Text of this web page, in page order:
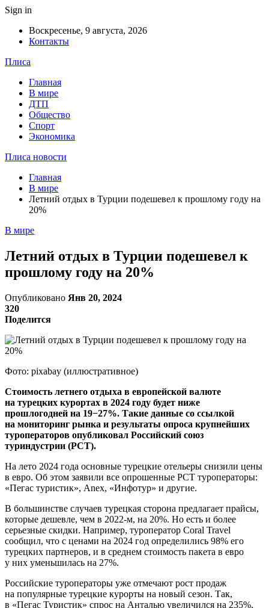
Sign in
Воскресенье, 9 августа, 2026
Контакты
Плиса
Главная
В мире
ДТП
Общество
Спорт
Экономика
Плиса новости
Главная
В мире
Летний отдых в Турции подешевел к прошлому году на
20%
В мире
Летний отдых в Турции подешевел к
прошлому году на 20%
Опубликовано Янв 20, 2024
320
Поделится
Фото: pixabay (иллюстративное)
Стоимость летнего отдыха в европейской валюте
на турецких курортах в 2024 году будет ниже
прошлогодней на 19−27%. Такие данные со ссылкой
на мониторинг рынка и результаты опроса крупнейших
туроператоров опубликовал Российский союз
туриндустрии (РСТ).
На лето 2024 года основные турецкие отельеры снизили цены
в евро. Об этом заявили все опрошенные РСТ туроператоры:
«Пегас туристик», Anex, «Инфотур» и другие.
В большинстве случаев турецкая сторона предлагает прайсы,
которые дешевле, чем в 2022-м, на 20%. Но есть и более
серьезные скидки. Например, туроператор Coral Travel
сообщил, что с ценами на 2024 год определились 98% его
турецких партнеров, и в среднем стоимость пакета в евро
у них уменьшилась на 27%.
Российские туроператоры уже отмечают рост продаж
на популярные турецкие курорты на новый сезон. Так,
в «Пегас Туристик» спрос на Анталью увеличился на 235%,